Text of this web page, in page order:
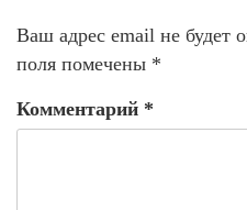
Ваш адрес email не будет
поля помечены *
Комментарий *